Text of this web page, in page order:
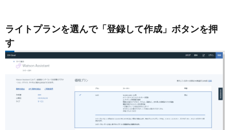
ライトプランを選んで「登録して作成」ボタンを押
す